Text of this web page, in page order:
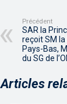
Précédent
SAR la
reçoit SM
Pays-Bas,
du SG de
Articles